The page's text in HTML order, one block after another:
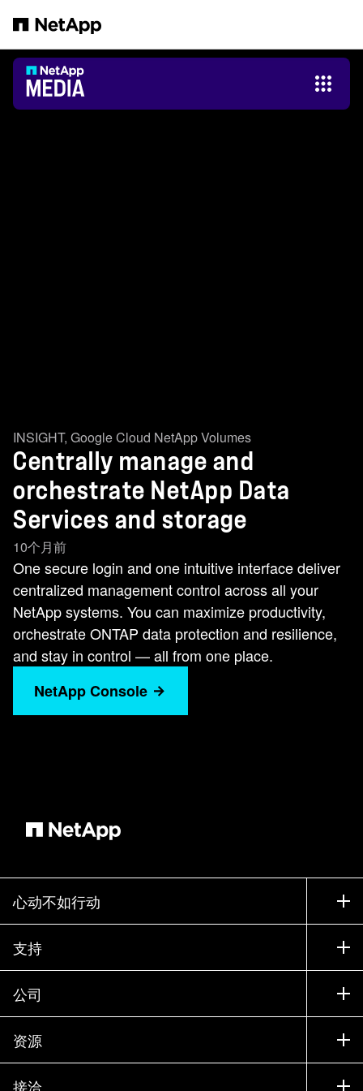
INSIGHT, Google Cloud NetApp Volumes
Centrally manage and
orchestrate NetApp Data
Services and storage
10个月前
One secure login and one intuitive interface deliver
centralized management control across all your
NetApp systems. You can maximize productivity,
orchestrate ONTAP data protection and resilience,
and stay in control — all from one place.
NetApp Console
心动不如行动
如何购买
联系销售部门
寻找合作伙伴
试用产品
贵宾体验中心
支持
支持
训练
文档中心
知识库
公司
公司
合作伙伴
资源
新闻中心
接洽